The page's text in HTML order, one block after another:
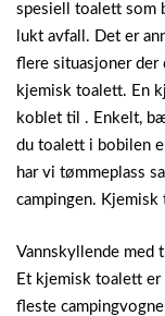
spesiell toalett som
lukt avfall. Det er
flere situasjoner
kjemisk toalett. En
koblet til . Enkelt,
du toalett i bobilen
har vi tømmeplass
campingen.
Vannskyllende med
Et kjemisk toalett
fleste